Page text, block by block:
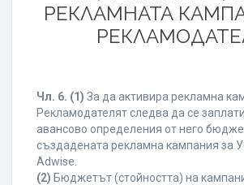
РЕКЛАМНАТА
Чл. 6. (1) За да активира рекламна
Рекламодателят следва да се
авансово определения от него
създадената рекламна кампания за
Adwise.
(2) Бюджетът (стойността) на